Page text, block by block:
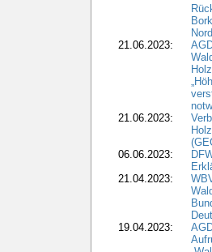
21.06.2023:
21.06.2023:
06.06.2023:
21.04.2023:
19.04.2023: